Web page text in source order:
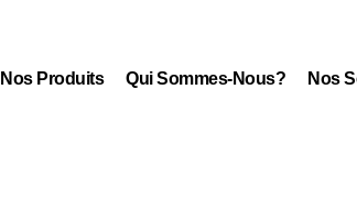
Nos Produits Qui Sommes-Nous? Nos